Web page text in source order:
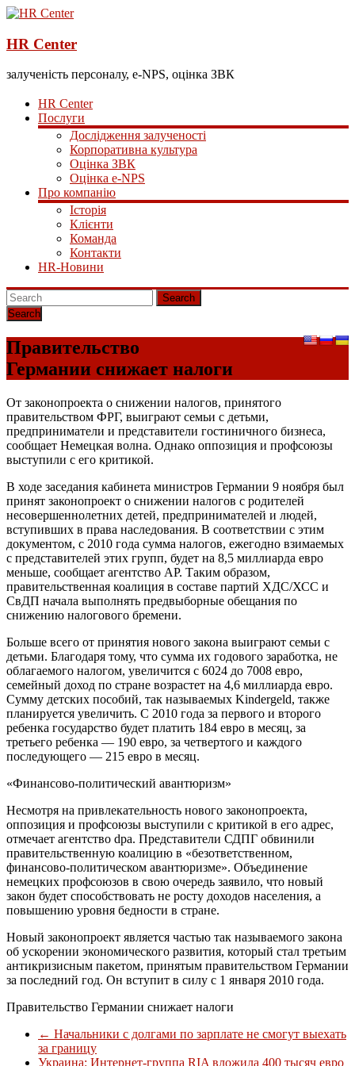
HR Center
залученість персоналу, e-NPS, оцінка ЗВК
HR Center
Послуги
Дослідження залученості
Корпоративна культура
Оцінка ЗВК
Оцінка e-NPS
Про компанію
Історія
Клієнти
Команда
Контакти
HR-Новини
Search
Правительство
Германии снижает налоги
От законопроекта о снижении налогов, принятого
правительством ФРГ, выиграют семьи с детьми,
предприниматели и представители гостиничного бизнеса,
сообщает Немецкая волна. Однако оппозиция и профсоюзы
выступили с его критикой.
В ходе заседания кабинета министров Германии 9 ноября был
принят законопроект о снижении налогов с родителей
несовершеннолетних детей, предпринимателей и людей,
вступивших в права наследования. В соответствии с этим
документом, с 2010 года сумма налогов, ежегодно взимаемых
с представителей этих групп, будет на 8,5 миллиарда евро
меньше, сообщает агентство АР. Таким образом,
правительственная коалиция в составе партий ХДС/ХСС и
СвДП начала выполнять предвыборные обещания по
снижению налогового бремени.
Больше всего от принятия нового закона выиграют семьи с
детьми. Благодаря тому, что сумма их годового заработка, не
облагаемого налогом, увеличится с 6024 до 7008 евро,
семейный доход по стране возрастет на 4,6 миллиарда евро.
Сумму детских пособий, так называемых Kindergeld, также
планируется увеличить. С 2010 года за первого и второго
ребенка государство будет платить 184 евро в месяц, за
третьего ребенка — 190 евро, за четвертого и каждого
последующего — 215 евро в месяц.
«Финансово-политический авантюризм»
Несмотря на привлекательность нового законопроекта,
оппозиция и профсоюзы выступили с критикой в его адрес,
отмечает агентство dpa. Представители СДПГ обвинили
правительственную коалицию в «безответственном,
финансово-политическом авантюризме». Объединение
немецких профсоюзов в свою очередь заявило, что новый
закон будет способствовать не росту доходов населения, а
повышению уровня бедности в стране.
Новый законопроект является частью так называемого закона
об ускорении экономического развития, который стал третьим
антикризисным пакетом, принятым правительством Германии
за последний год. Он вступит в силу с 1 января 2010 года.
Правительство Германии снижает налоги
← Начальники с долгами по зарплате не смогут выехать
за границу
Украина: Интернет-группа RIA вложила 400 тысяч евро